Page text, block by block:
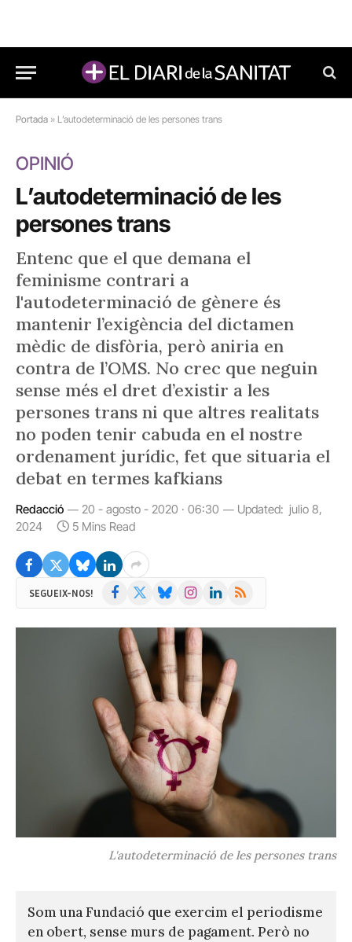
Portada » L’autodeterminació de les persones trans
OPINIÓ
L’autodeterminació de les
persones trans
Entenc que el que demana el
feminisme contrari a
l'autodeterminació de gènere és
mantenir l’exigència del dictamen
mèdic de disfòria, però aniria en
contra de l’OMS. No crec que neguin
sense més el dret d’existir a les
persones trans ni que altres realitats
no poden tenir cabuda en el nostre
ordenament jurídic, fet que situaria el
debat en termes kafkians
Redacció 20 - agosto - 2020 · 06:30 Updated: julio 8,
2024
5 Mins Read
SEGUEIX-NOS! Facebook BlueskyInstagramLinkedIn
RSS
L'autodeterminació de les persones trans
Som una Fundació que exercim el periodisme
en obert, sense murs de pagament. Però no